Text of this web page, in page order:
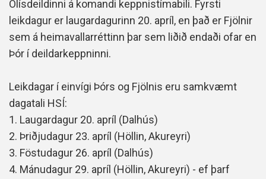
Olísdeildinni á komandi keppnistímabili. Fyrsti
leikdagur er laugardagurinn 20. apríl, en það er Fjölnir
sem á heimavallarréttinn þar sem liðið endaði ofar en
Þór í deildarkeppninni.
Leikdagar í einvígi Þórs og Fjölnis eru samkvæmt
dagatali HSÍ:
1. Laugardagur 20. apríl (Dalhús)
2. Þriðjudagur 23. apríl (Höllin, Akureyri)
3. Föstudagur 26. apríl (Dalhús)
4. Mánudagur 29. apríl (Höllin, Akureyri) - ef þarf